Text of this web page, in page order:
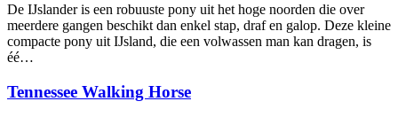
De IJslander is een robuuste pony uit het hoge noorden die over
meerdere gangen beschikt dan enkel stap, draf en galop. Deze kleine
compacte pony uit IJsland, die een volwassen man kan dragen, is
éé…
Tennessee Walking Horse